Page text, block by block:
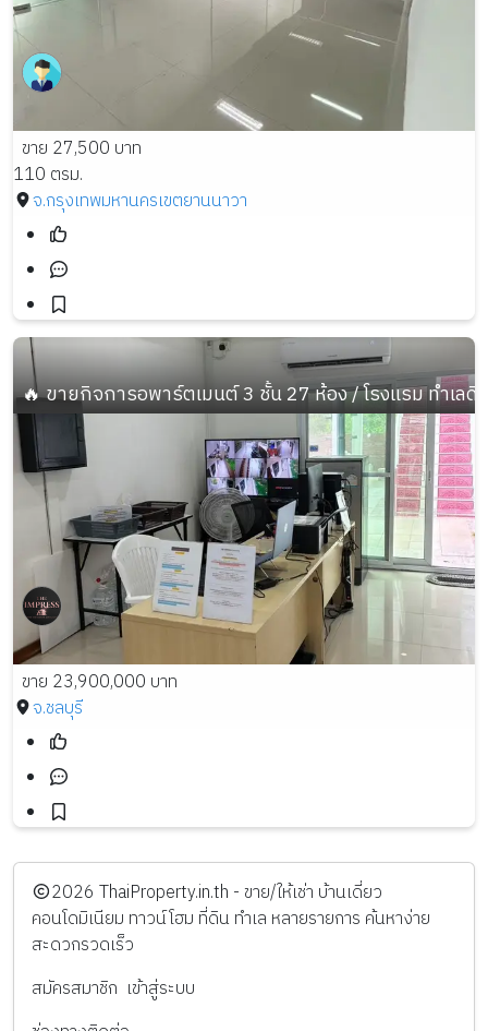
ขาย 27,500 บาท
110 ตรม.
จ.กรุงเทพมหานครเขตยานนาวา
🔥 ขายกิจการอพาร์ตเมนต์ 3 ชั้น 27 ห้อง / โรงแรม ทำเลดี
ขาย 23,900,000 บาท
จ.ชลบุรี
️2026 ThaiProperty.in.th - ขาย/ให้เช่า บ้านเดี่ยว
คอนโดมิเนียม ทาวน์โฮม ที่ดิน ทำเล หลายรายการ ค้นหาง่าย
สะดวกรวดเร็ว
สมัครสมาชิก เข้าสู่ระบบ